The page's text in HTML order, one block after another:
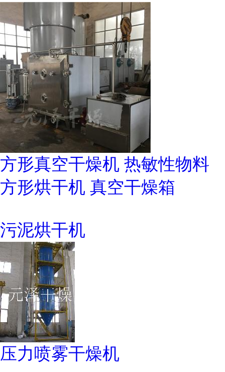
方形真空干燥机 热敏性物料
方形烘干机 真空干燥箱
污泥烘干机
压力喷雾干燥机